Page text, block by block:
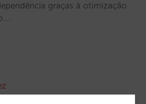
graças à otimização